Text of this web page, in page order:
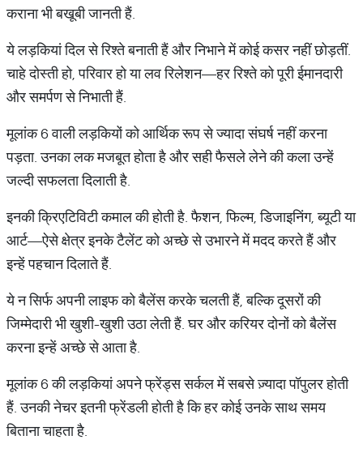
कराना भी बखूबी जानती हैं.
ये लड़कियां दिल से रिश्ते बनाती हैं और निभाने में कोई कसर नहीं छोड़तीं.
चाहे दोस्ती हो, परिवार हो या लव रिलेशन—हर रिश्ते को पूरी ईमानदारी
और समर्पण से निभाती हैं.
मूलांक 6 वाली लड़कियों को आर्थिक रूप से ज्यादा संघर्ष नहीं करना
पड़ता. उनका लक मजबूत होता है और सही फैसले लेने की कला उन्हें
जल्दी सफलता दिलाती है.
इनकी क्रिएटिविटी कमाल की होती है. फैशन, फिल्म, डिजाइनिंग, ब्यूटी या
आर्ट—ऐसे क्षेत्र इनके टैलेंट को अच्छे से उभारने में मदद करते हैं और
इन्हें पहचान दिलाते हैं.
ये न सिर्फ अपनी लाइफ को बैलेंस करके चलती हैं, बल्कि दूसरों की
जिम्मेदारी भी खुशी-खुशी उठा लेती हैं. घर और करियर दोनों को बैलेंस
करना इन्हें अच्छे से आता है.
मूलांक 6 की लड़कियां अपने फ्रेंड्स सर्कल में सबसे ज़्यादा पॉपुलर होती
हैं. उनकी नेचर इतनी फ्रेंडली होती है कि हर कोई उनके साथ समय
बिताना चाहता है.